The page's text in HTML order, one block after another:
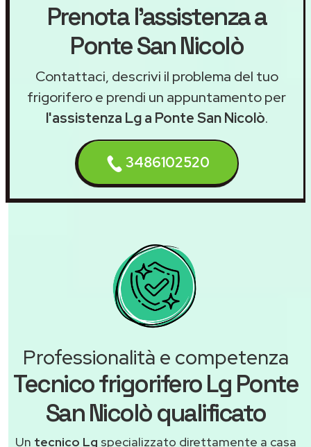
Prenota l'assistenza a
Ponte San Nicolò
Contattaci, descrivi il problema del tuo
frigorifero e prendi un appuntamento per
l'assistenza Lg a Ponte San Nicolò.
3486102520
Professionalità e competenza
Tecnico frigorifero Lg Ponte
San Nicolò qualificato
Un tecnico Lg specializzato direttamente a casa